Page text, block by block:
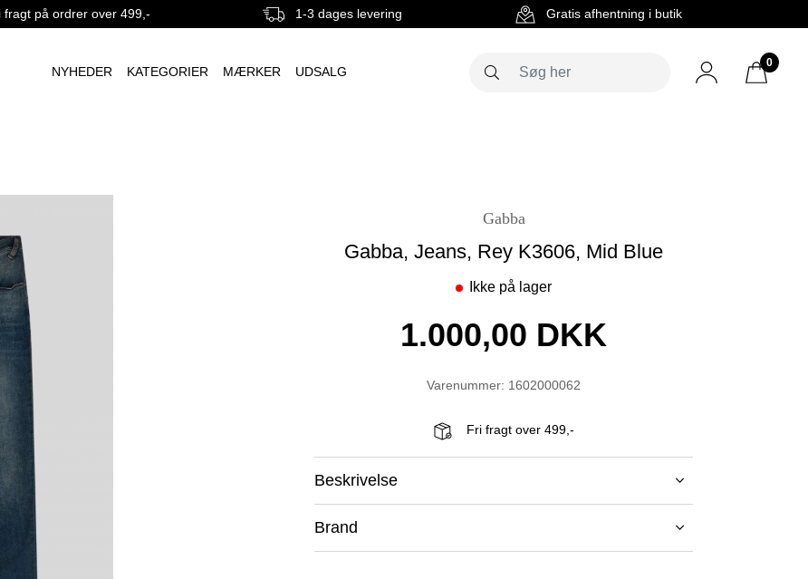
fragt på ordrer over 499,- 1-3 dages levering Gratis afhentning i butik
NYHEDER KATEGORIER MÆRKER UDSALG
0
Gabba
Gabba, Jeans, Rey K3606, Mid Blue
Ikke på lager
1.000,00 DKK
Varenummer: 1602000062
Fri fragt over 499,-
Beskrivelse
Brand